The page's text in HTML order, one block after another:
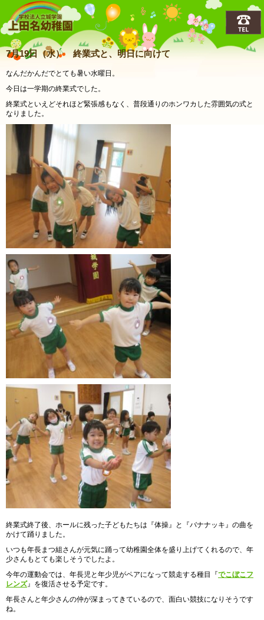
上田名(うえだな)幼稚園
7月19日（水） 終業式と、明日に向けて
なんだかんだでとても暑い水曜日。
今日は一学期の終業式でした。
終業式といえどそれほど緊張感もなく、普段通りのホンワカした雰囲気の式と
なりました。
終業式終了後、ホールに残った子どもたちは『体操』と『バナナッキ』の曲を
かけて踊りました。
いつも年長まつ組さんが元気に踊って幼稚園全体を盛り上げてくれるので、年
少さんもとても楽しそうでしたよ。
今年の運動会では、年長児と年少児がペアになって競走する種目『でこぼこフ
レンズ』を復活させる予定です。
年長さんと年少さんの仲が深まってきているので、面白い競技になりそうです
ね。